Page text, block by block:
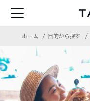
ホーム 目的から探す